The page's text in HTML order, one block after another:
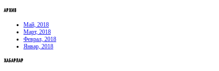
АРХИВ
Май, 2018
Март, 2018
Феврал, 2018
Январ, 2018
ХАБАРЛАР